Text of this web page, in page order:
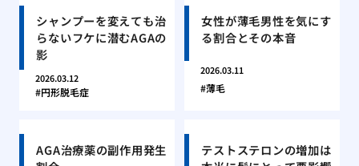
シャンプーを変えても治
らないフケに潜むAGAの
影
2026.03.12
円形脱毛症
女性が薄毛男性を気にす
る割合とその本音
2026.03.11
薄毛
AGA治療薬の副作用発生
テストステロンの増加は